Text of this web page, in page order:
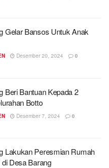
Gelar Bansos Untuk Anak
Desember 20, 2024 0
Beri Bantuan Kepada 2
Botto
Desember 7, 2024 0
Lakukan Peresmian Rumah
Desa Barang